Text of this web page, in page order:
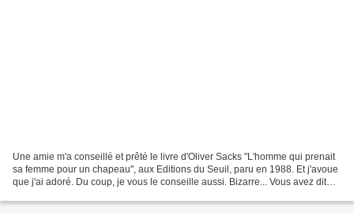
Une amie m'a conseillé et prêté le livre d'Oliver Sacks "L'homme qui prenait
sa femme pour un chapeau", aux Editions du Seuil, paru en 1988. Et j'avoue
que j'ai adoré. Du coup, je vous le conseille aussi. Bizarre... Vous avez dit